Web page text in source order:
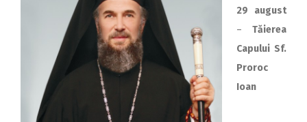
29 august
– Tăierea
Capului Sf.
Proroc
Ioan